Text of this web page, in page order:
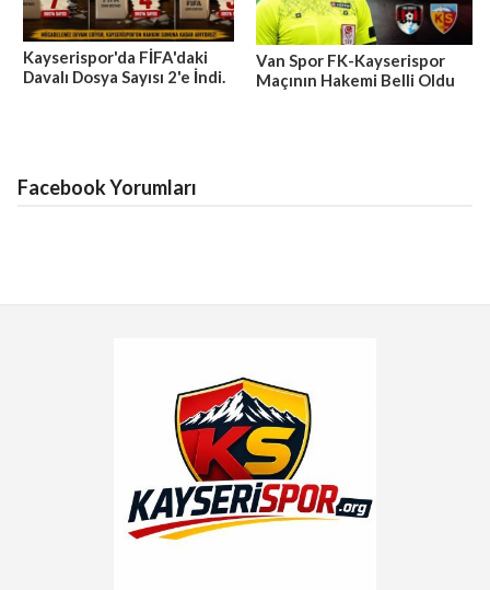
Kayserispor'da FİFA'daki
Davalı Dosya Sayısı 2'e İndi.
Van Spor FK-Kayserispor
Maçının Hakemi Belli Oldu
Facebook Yorumları